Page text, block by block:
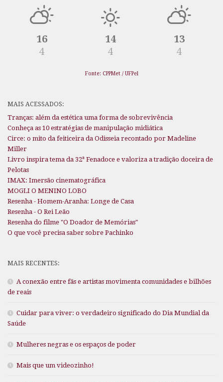
16
4
14
4
13
4
Fonte: CPPMet / UFPel
MAIS ACESSADOS:
Tranças: além da estética uma forma de sobrevivência
Conheça as 10 estratégias de manipulação midiática
Circe: o mito da feiticeira da Odisseia recontado por Madeline
Miller
Livro inspira tema da 32ª Fenadoce e valoriza a tradição doceira de
Pelotas
IMAX: Imersão cinematográfica
MOGLI O MENINO LOBO
Resenha - Homem-Aranha: Longe de Casa
Resenha - O Rei Leão
Resenha do filme "O Doador de Memórias"
O que você precisa saber sobre Pachinko
MAIS RECENTES:
A conexão entre fãs e artistas movimenta comunidades e bilhões
de reais
Cuidar para viver: o verdadeiro significado do Dia Mundial da
Saúde
Mulheres negras e os espaços de poder
Mais que um videozinho!